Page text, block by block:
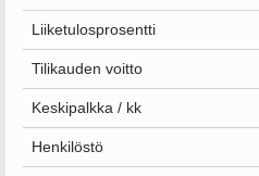
Liiketulosprosentti
Tilikauden voitto
Keskipalkka / kk
Henkilöstö